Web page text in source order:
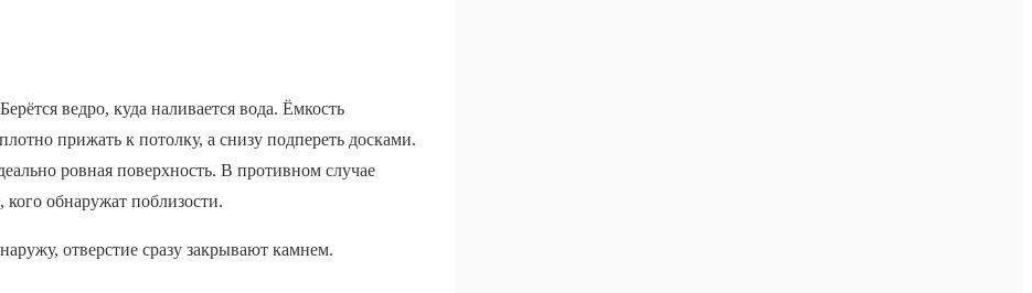
ведро, куда наливается вода. Ёмкость
прижать к потолку, а снизу подпереть досками.
ровная поверхность. В противном случае
обнаружат поблизости.
отверстие сразу закрывают камнем.